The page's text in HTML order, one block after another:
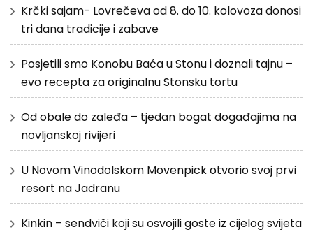
Krčki sajam- Lovrečeva od 8. do 10. kolovoza donosi
tri dana tradicije i zabave
Posjetili smo Konobu Baća u Stonu i doznali tajnu –
evo recepta za originalnu Stonsku tortu
Od obale do zaleđa – tjedan bogat događajima na
novljanskoj rivijeri
U Novom Vinodolskom Mövenpick otvorio svoj prvi
resort na Jadranu
Kinkin – sendviči koji su osvojili goste iz cijelog svijeta